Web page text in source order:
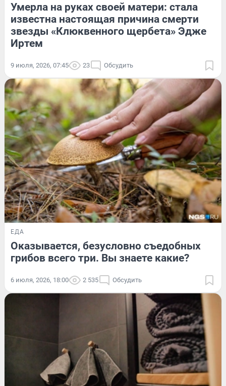
Умерла на руках своей матери: стала
известна настоящая причина смерти
звезды «Клюквенного щербета» Эдже
Иртем
9 июля, 2026, 07:45 23 Обсудить
ЕДА
Оказывается, безусловно съедобных
грибов всего три. Вы знаете какие?
6 июля, 2026, 18:00 2 535 Обсудить